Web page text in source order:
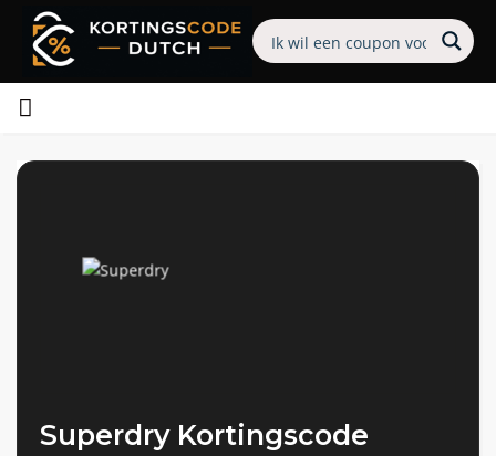
Superdry Kortingscode